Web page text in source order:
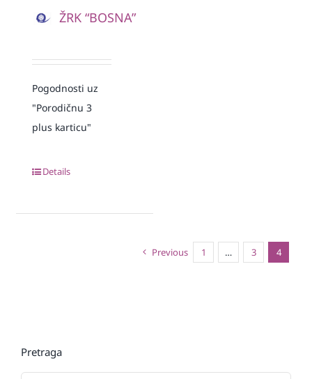
ŽRK “BOSNA”
Pogodnosti uz
"Porodičnu 3
plus karticu"
Details
Previous 1 … 3 4
Pretraga